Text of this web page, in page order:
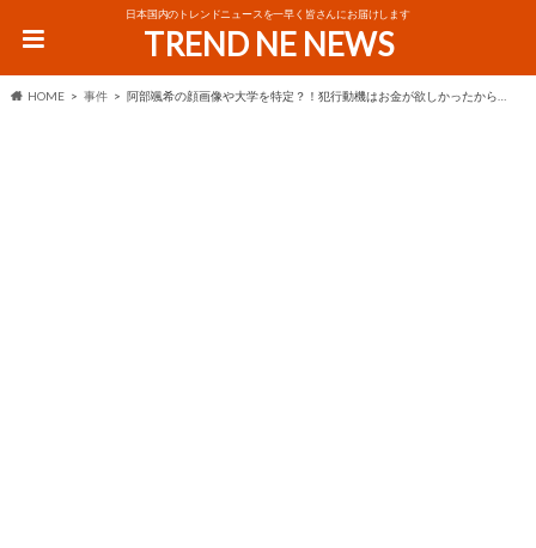
日本国内のトレンドニュースを一早く皆さんにお届けします
TREND NE NEWS
HOME 事件 阿部颯希の顔画像や大学を特定？！犯行動機はお金が欲しかったから…